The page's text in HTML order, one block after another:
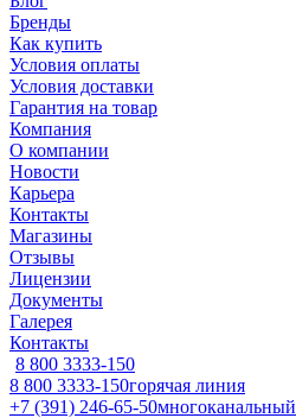
Бренды
Как купить
Условия оплаты
Условия доставки
Гарантия на товар
Компания
О компании
Новости
Карьера
Контакты
Магазины
Отзывы
Лицензии
Документы
Галерея
Контакты
8 800 3333-150
8 800 3333-150горячая линия
+7 (391) 246-65-50многоканальный